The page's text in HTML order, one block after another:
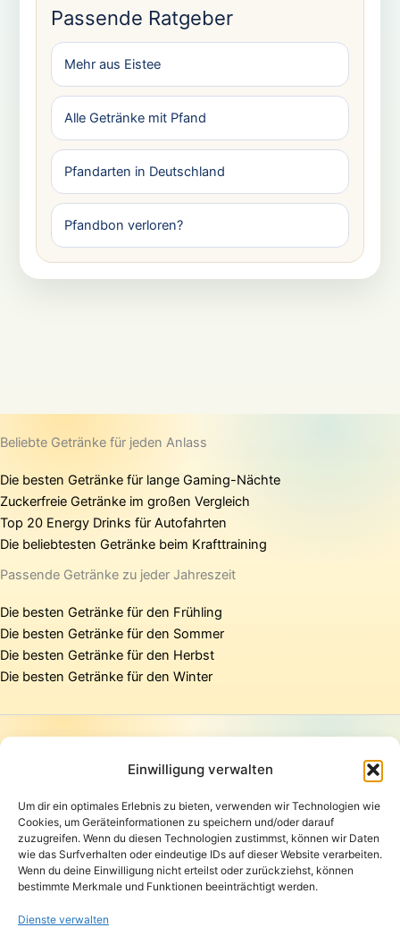
Einwilligung verwalten
Um dir ein optimales Erlebnis zu bieten, verwenden wir Technologien wie
Cookies, um Geräteinformationen zu speichern und/oder darauf
zuzugreifen. Wenn du diesen Technologien zustimmst, können wir Daten
wie das Surfverhalten oder eindeutige IDs auf dieser Website verarbeiten.
Wenn du deine Einwilligung nicht erteilst oder zurückziehst, können
bestimmte Merkmale und Funktionen beeinträchtigt werden.
Dienste verwalten
Passende Ratgeber
Mehr aus Eistee
Alle Getränke mit Pfand
Pfandarten in Deutschland
Pfandbon verloren?
Beliebte Getränke für jeden Anlass
Die besten Getränke für lange Gaming-Nächte
Zuckerfreie Getränke im großen Vergleich
Top 20 Energy Drinks für Autofahrten
Die beliebtesten Getränke beim Krafttraining
Passende Getränke zu jeder Jahreszeit
Die besten Getränke für den Frühling
Die besten Getränke für den Sommer
Die besten Getränke für den Herbst
Die besten Getränke für den Winter
Presse
Datenschutzerklärung
AGB
Widerrufsbelehrung
Versand und Lieferung
Zahlungsarten